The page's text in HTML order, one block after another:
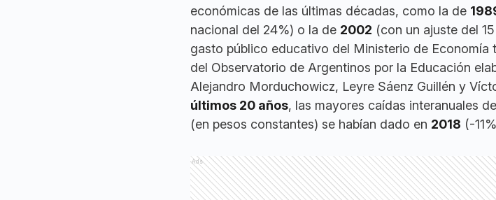
económicas de las últimas décadas, como la de
nacional del 24%) o la de 2002 (con un ajuste del
gasto público educativo del Ministerio de Economía
del Observatorio de Argentinos por la Educación
Alejandro Morduchowicz, Leyre Sáenz Guillén y
últimos 20 años, las mayores caídas interanuales
(en pesos constantes) se habían dado en 2018 (-
Ads